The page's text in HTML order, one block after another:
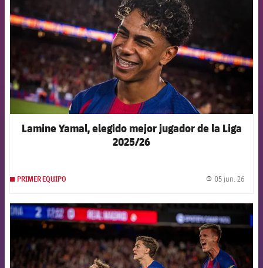
Lamine Yamal, elegido mejor jugador de la Liga
2025/26
PRIMER EQUIPO 05 jun. 26
FCB Barcelona badge